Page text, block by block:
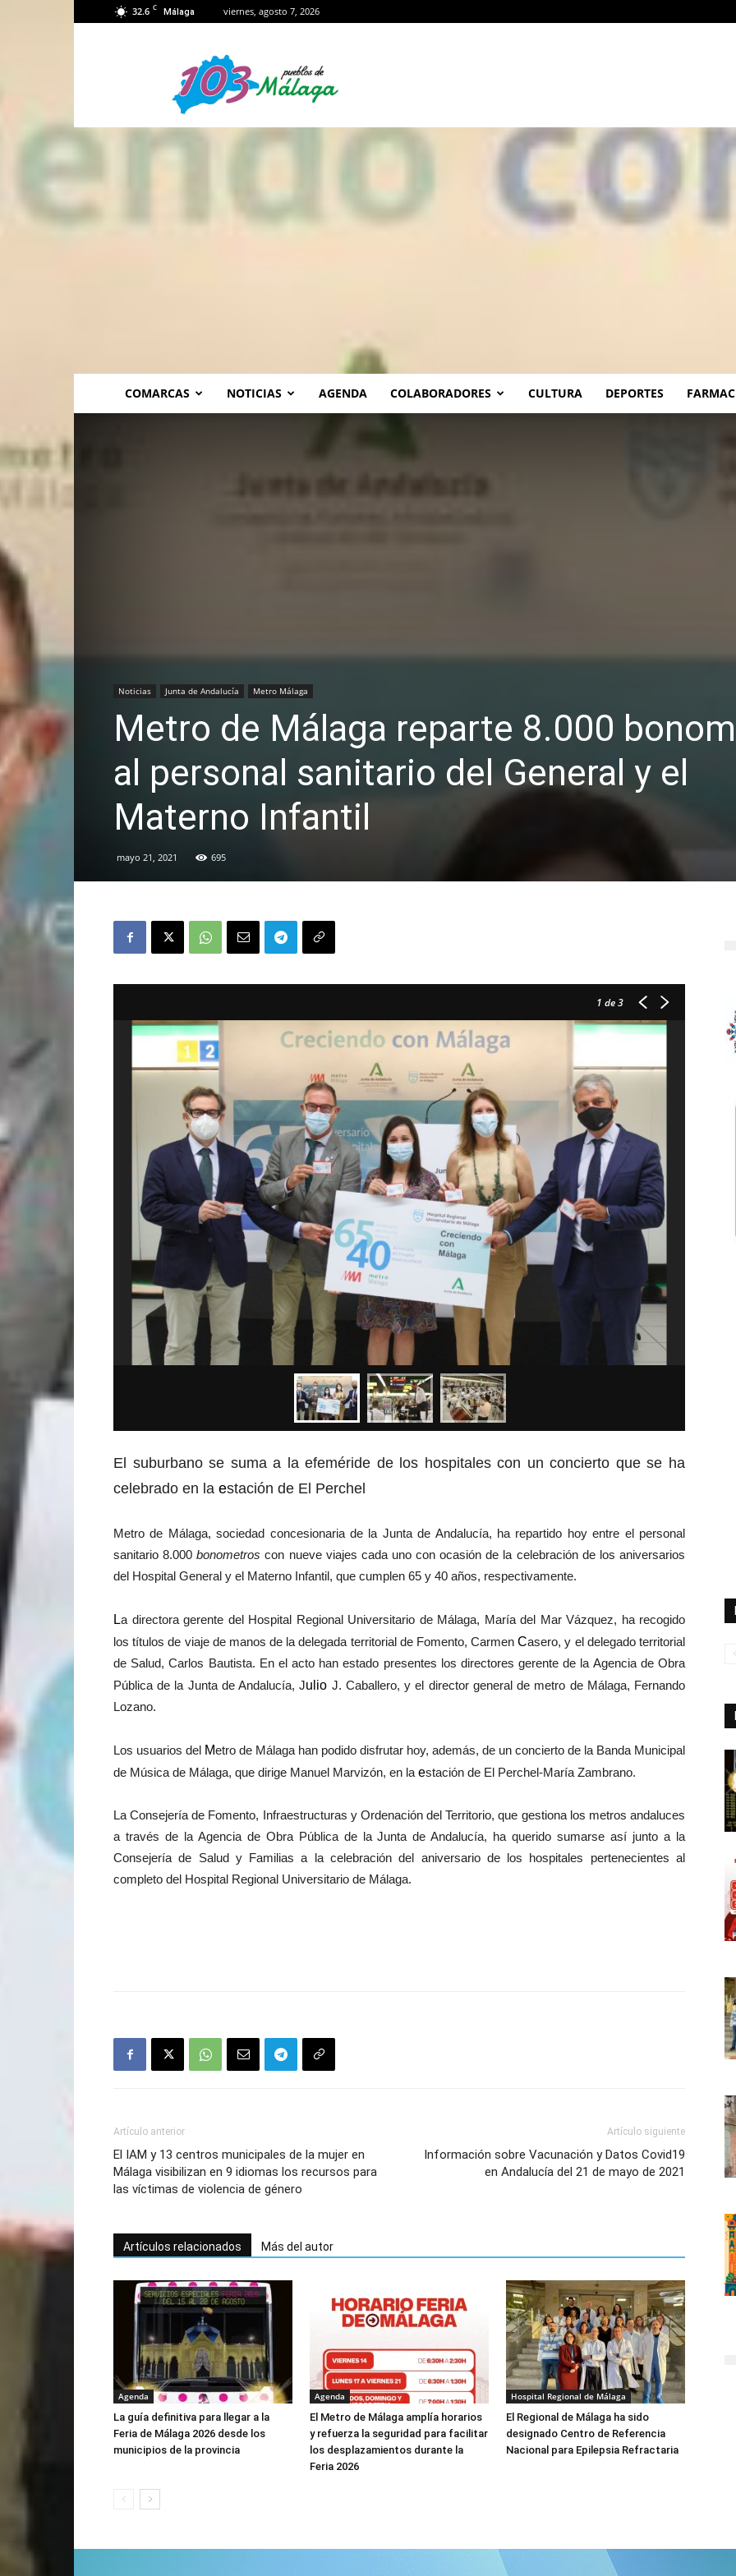
32.6 C Málaga viernes, agosto 7, 2026
Málaga
COMARCAS NOTICIAS AGENDA COLABORADORES CULTURA DEPORTES
Noticias Junta de Andalucía Metro Málaga
Metro de Málaga reparte 8.000
al personal sanitario del General y el
Materno Infantil
mayo 21, 2021 695
1 de 3
El suburbano se suma a la efeméride de los hospitales con un concierto que se ha
celebrado en la estación de El Perchel
Metro de Málaga, sociedad concesionaria de la Junta de Andalucía, ha repartido hoy entre el personal
sanitario 8.000bonometros con nueve viajes cada uno con ocasión de la celebración de los aniversarios
del Hospital General y el Materno Infantil, que cumplen 65 y 40 años, respectivamente.
La directora gerente del Hospital Regional Universitario de Málaga, María del Mar Vázquez, ha recogido
los títulos de viaje de manos de la delegada territorial de Fomento, CarmenCasero, y el delegado territorial
de Salud, Carlos Bautista. En el acto han estado presentes los directores gerente de la Agencia de Obra
Pública de la Junta de Andalucía, Julio J. Caballero, y el director general de metro de Málaga, Fernando
Lozano.
Los usuarios del Metro de Málaga han podido disfrutar hoy, además, de un concierto de la Banda Municipal
de Música de Málaga, que dirige Manuel Marvizón, en la estación de El Perchel-María Zambrano.
La Consejería de Fomento, Infraestructuras y Ordenación del Territorio, que gestiona los metros andaluces
a través de la Agencia de Obra Pública de la Junta de Andalucía, ha querido sumarse así junto a la
Consejería de Salud y Familias a la celebración del aniversario de los hospitales pertenecientes al
completo del Hospital Regional Universitario de Málaga.
Artículo anterior
El IAM y 13 centros municipales de la mujer en
Málaga visibilizan en 9 idiomas los recursos para
las víctimas de violencia de género
Artículo siguiente
Información sobre Vacunación y Datos Covid19
en Andalucía del 21 de mayo de 2021
Artículos relacionados Más del autor
Agenda
La guía definitiva para llegar a la
Feria de Málaga 2026 desde los
municipios de la provincia
Agenda
El Metro de Málaga amplía horarios
y refuerza la seguridad para facilitar
los desplazamientos durante la
Feria 2026
Hospital Regional de Málaga
El Regional de Málaga ha sido
designado Centro de Referencia
Nacional para Epilepsia Refractaria